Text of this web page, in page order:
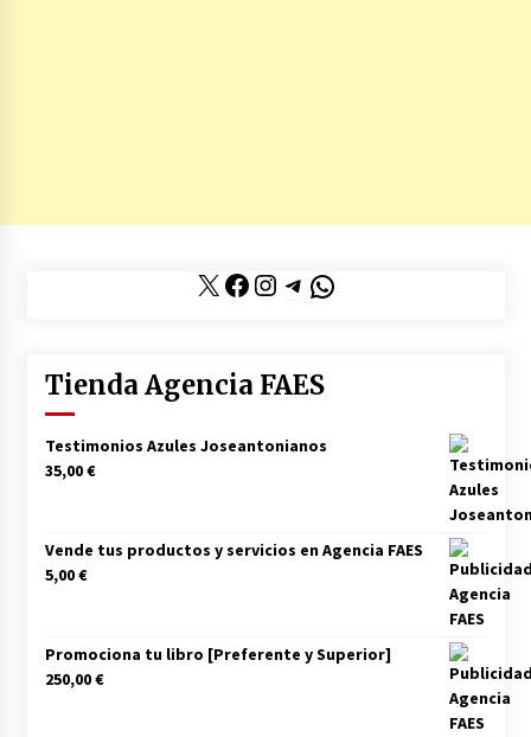
X Facebook
Instagram
Telegram
WhatsApp
Tienda Agencia FAES
Testimonios Azules Joseantonianos
35,00€
Vende tus productos y servicios en Agencia FAES
5,00€
Promociona tu libro [Preferente y Superior]
250,00€